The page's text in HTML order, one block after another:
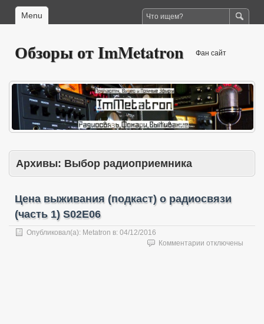
Menu
Обзоры от ImMetatron Фан сайт
Архивы: Выбор радиоприемника
Цена выживания (подкаст) о радиосвязи
(часть 1) S02E06
Опубликовал(а): Metatron в: 04/12/2016
Комментарии котключены